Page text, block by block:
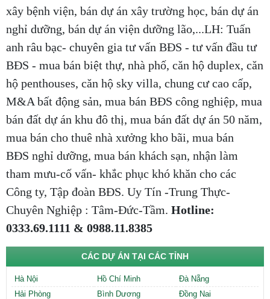
xây bệnh viện, bán dự án xây trường học, bán dự án
nghỉ dưỡng, bán dự án viện dưỡng lão,...LH: Tuấn
anh râu bạc- chuyên gia tư vấn BĐS - tư vấn đầu tư
BĐS - mua bán biệt thự, nhà phố, căn hộ duplex, căn
hộ penthouses, căn hộ sky villa, chung cư cao cấp,
M&A bất động sản, mua bán BĐS công nghiệp, mua
bán đất dự án khu đô thị, mua bán đất dự án 50 năm,
mua bán cho thuê nhà xưởng kho bãi, mua bán
BĐS nghỉ dưỡng, mua bán khách sạn, nhận làm
tham mưu-cố vấn- khắc phục khó khăn cho các
Công ty, Tập đoàn BĐS. Uy Tín -Trung Thực-
Chuyên Nghiệp : Tâm-Đức-Tầm. Hotline:
0333.69.1111 & 0988.11.8385
CÁC DỰ ÁN TẠI CÁC TỈNH
Hà Nội Hồ Chí Minh
Đà Nẵng
Hải Phòng
Bình Dương
Đồng Nai